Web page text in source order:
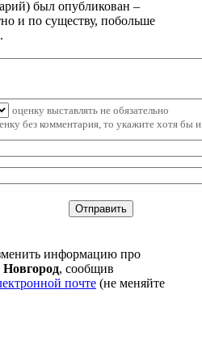
был опубликован –
и по существу, побольше
оценку выставлять не обязательно
без комментария, то укажите хотя бы
информацию про
, сообщив
почте (не меняйте